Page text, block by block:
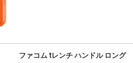
ファコム tレンチ ハンドル ロング